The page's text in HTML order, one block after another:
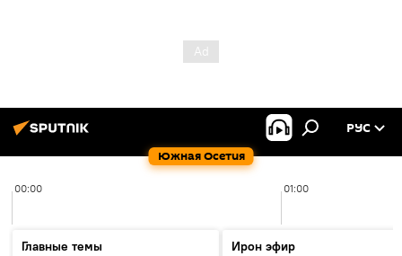
Южная Осетия
РУС
00:00 01:00
Главные темы
Ирон эфир